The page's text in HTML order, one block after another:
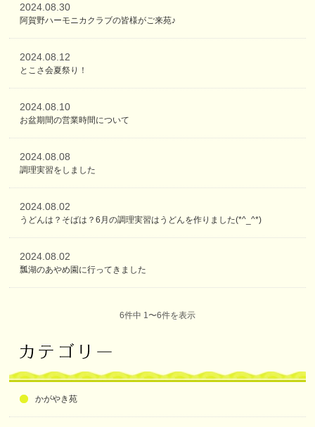
2024.08.30
阿賀野ハーモニカクラブの皆様がご来苑♪
2024.08.12
とこさ会夏祭り！
2024.08.10
お盆期間の営業時間について
2024.08.08
調理実習をしました
2024.08.02
うどんは？そばは？6月の調理実習はうどんを作りました(*^_^*)
2024.08.02
瓢湖のあやめ園に行ってきました
6件中 1〜6件を表示
かがやき苑